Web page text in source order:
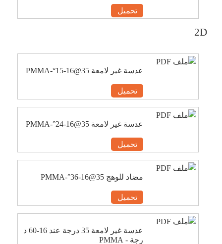
تحميل
2D
عدسة غير لامعة 35@16-15°-PMMA
تحميل
عدسة غير لامعة 35@16-24°-PMMA
تحميل
مضاد للوهج 35@16-36°-PMMA
تحميل
عدسة غير لامعة 35 درجة عند 16-60 د
رجة - PMMA